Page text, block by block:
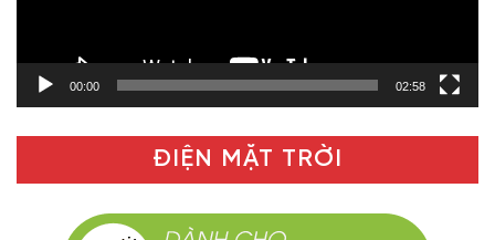
00:00 02:58
ĐIỆN MẶT TRỜI